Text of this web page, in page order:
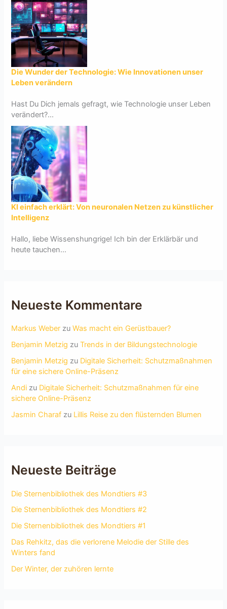
Die Wunder der Technologie: Wie Innovationen unser
Leben verändern
Hast Du Dich jemals gefragt, wie Technologie unser Leben
verändert?...
KI einfach erklärt: Von neuronalen Netzen zu künstlicher
Intelligenz
Hallo, liebe Wissenshungrige! Ich bin der Erklärbär und
heute tauchen...
Neueste Kommentare
Markus Weber zuWas macht ein Gerüstbauer?
Benjamin Metzig zuTrends in der Bildungstechnologie
Benjamin Metzig zu Digitale Sicherheit: Schutzmaßnahmen
für eine sichere Online-Präsenz
Andi zu Digitale Sicherheit: Schutzmaßnahmen für eine
sichere Online-Präsenz
Jasmin Charaf zu Lillis Reise zu den flüsternden Blumen
Neueste Beiträge
Die Sternenbibliothek des Mondtiers #3
Die Sternenbibliothek des Mondtiers #2
Die Sternenbibliothek des Mondtiers #1
Das Rehkitz, das die verlorene Melodie der Stille des
Winters fand
Der Winter, der zuhören lernte